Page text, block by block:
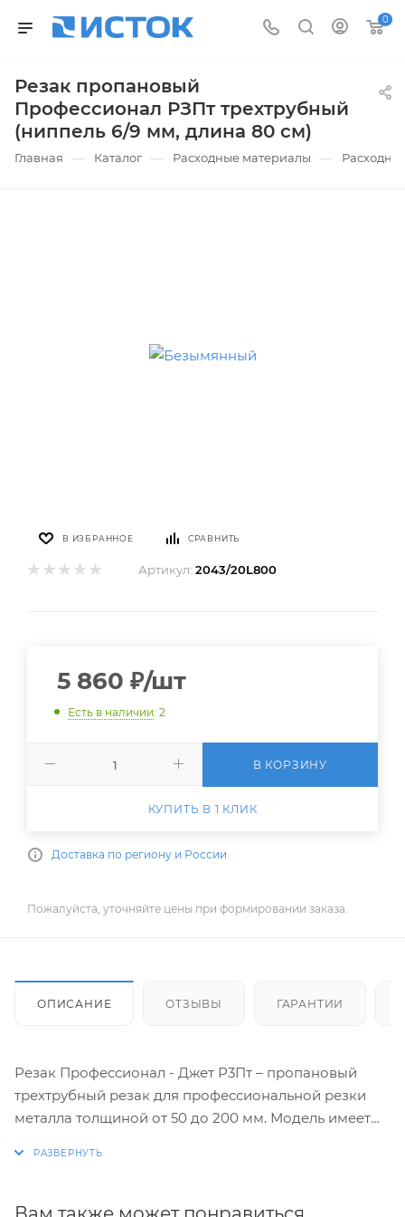
0
Резак пропановый
Профессионал РЗПт трехтрубный
(ниппель 6/9 мм, длина 80 см)
Главная — Каталог — Расходные материалы —
В ИЗБРАННОЕ СРАВНИТЬ
Артикул: 2043/20L800
5 860 ₽/шт
Есть в наличии: 2
В КОРЗИНУ
КУПИТЬ В 1 КЛИК
Доставка по региону и России
Пожалуйста, уточняйте цены при формировании заказа.
ОПИСАНИЕ ОТЗЫВЫ ГАРАНТИИ
Резак Профессионал - Джет Р3Пт – пропановый
трехтрубный резак для профессиональной резки
металла толщиной от 50 до 200 мм. Модель имеет
Особенности: